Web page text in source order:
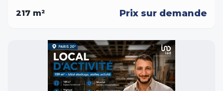
217 m² Prix sur demande